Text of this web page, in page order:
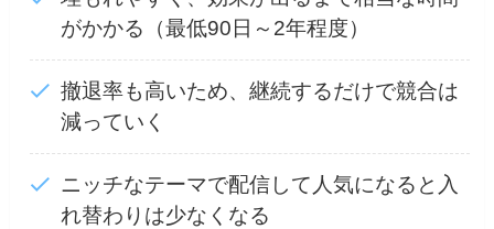
がかかる（最低90日～2年程度）
撤退率も高いため、継続するだけで競合は
減っていく
ニッチなテーマで配信して人気になると入
れ替わりは少なくなる